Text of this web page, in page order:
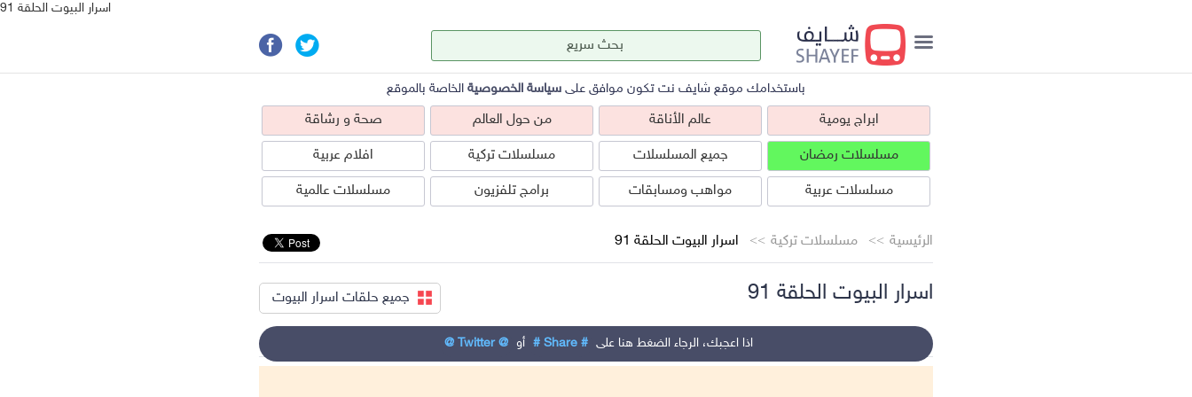
اسرار البيوت الحلقة 91
ابراج يومية صحة و رشاقة
باستخدامك موقع شايف نت تكون موافق على سياسة الخصوصية الخاصة بالموقع
ابراج يومية عالم الأناقة من حول العالم صحة و رشاقة
مسلسلات رمضان جميع المسلسلات مسلسلات تركية افلام عربية
مسلسلات عربية مواهب ومسابقات برامج تلفزيون مسلسلات عالمية
الرئيسية مسلسلات تركية اسرار البيوت الحلقة 91
جميع حلقات اسرار البيوت اسرار البيوت الحلقة 91
اذا اعجبك، الرجاء الضغط هنا على # Share # أو @ Twitter @